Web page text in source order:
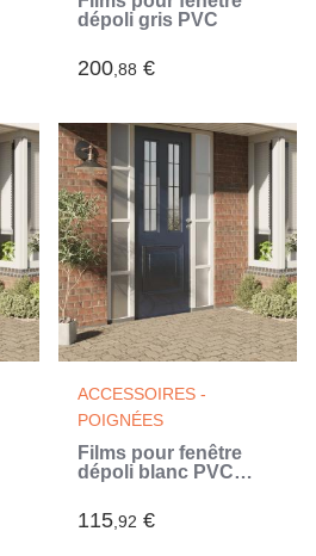
dépoli gris PVC
200,88 €
ACCESSOIRES -
POIGNÉES
Films pour fenêtre
dépoli blanc PVC
115,92 €